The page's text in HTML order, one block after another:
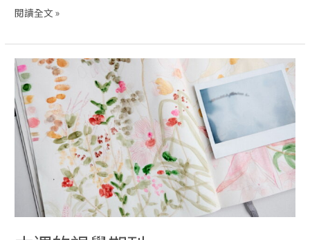
閱讀全文 »